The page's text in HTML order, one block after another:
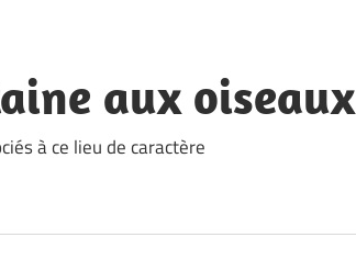
aux oiseaux
à ce lieu de caractère